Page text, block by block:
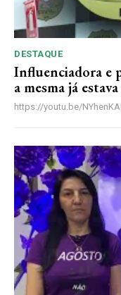
DESTAQUE
Influenciadora e
a mesma já
https://youtu.be/